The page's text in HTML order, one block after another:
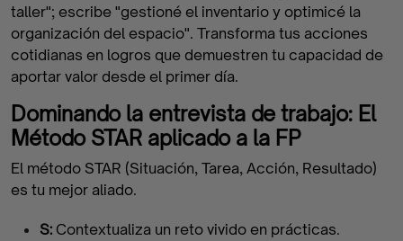
taller"; escribe "gestioné el inventario y optimicé la
organización del espacio". Transforma tus acciones
cotidianas en logros que demuestren tu capacidad de
aportar valor desde el primer día.
Dominando la entrevista de trabajo: El
Método STAR aplicado a la FP
El método STAR (Situación, Tarea, Acción, Resultado)
es tu mejor aliado.
S: Contextualiza un reto vivido en prácticas.